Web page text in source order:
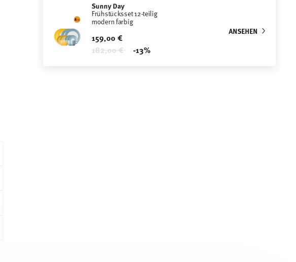
Sunny Day
Frühstücksset 12-teilig
modern farbig
159,00 €
Price reduced from
182,00 €to -13%
ANSEHEN